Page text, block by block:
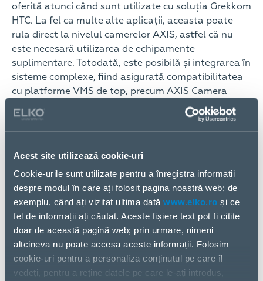
Acest site utilizează cookie-uri
Cookie-urile sunt utilizate pentru a înregistra informații
despre modul în care ați folosit pagina noastră web; de
exemplu, când ați vizitat ultima dată www.elko.ro și ce
fel de informații ați căutat. Aceste fișiere text pot fi citite
doar de această pagină web; prin urmare, nimeni
altcineva nu poate accesa aceste informații. Folosim
cookie-uri pentru a personaliza conținutul pe care îl
vedeți, pentru a reține datele pe care le-ați introdus,
oferită atunci când sunt utilizate cu soluția Grekkom
HTC. La fel ca multe alte aplicații, aceasta poate
rula direct la nivelul camerelor AXIS, astfel că nu
este necesară utilizarea de echipamente
suplimentare. Totodată, este posibilă și integrarea în
sisteme complexe, fiind asigurată compatibilitatea
cu platforme VMS de top, precum AXIS Camera
Station, Milestone, Genetec, Avigilon, IDIS, Pelco și
Ngaro.
analizate câte una pe rând, iar rezultatul este afișat
sub formă video pe un ecran, alături de temperatura
măsurată. Se poate alege o limită de temperatură
admisă sau un interval de temperatură care este
considerat problematic, iar suplimentar se pot
configura alarme care raportează în mod automat
detectarea persoanelor care se încadrează în acești
parametri. De asemenea, este permisă și integrarea
cu dispozitive de control al accesului, care sunt